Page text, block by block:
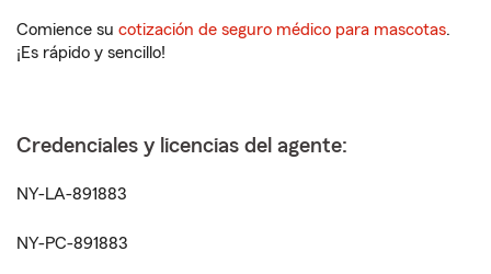
Comience su cotización de seguro médico para mascotas.
¡Es rápido y sencillo!
Credenciales y licencias del agente:
NY-LA-891883
NY-PC-891883